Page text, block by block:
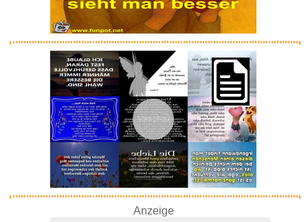
Vorschau
Anzeige